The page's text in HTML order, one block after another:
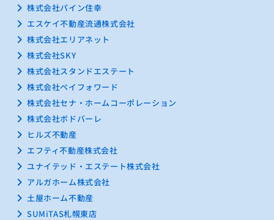
keyboard_arrow_right 株式会社パイン住幸
keyboard_arrow_right エスケイ不動産流通株式会社
keyboard_arrow_right 株式会社エリアネット
keyboard_arrow_right 株式会社SKY
keyboard_arrow_right 株式会社スタンドエステート
keyboard_arrow_right 株式会社ペイフォワード
keyboard_arrow_right 株式会社セナ・ホームコーポレーション
keyboard_arrow_right 株式会社ボドバーレ
keyboard_arrow_right ヒルズ不動産
keyboard_arrow_right エフティ不動産株式会社
keyboard_arrow_right ユナイテッド・エステート株式会社
keyboard_arrow_right アルガホーム株式会社
keyboard_arrow_right 土屋ホーム不動産
keyboard_arrow_right SUMiTAS札幌東店